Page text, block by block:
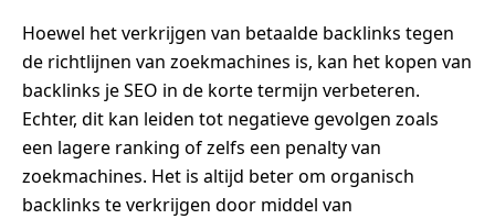
Hoewel het verkrijgen van betaalde backlinks tegen
de richtlijnen van zoekmachines is, kan het kopen van
backlinks je SEO in de korte termijn verbeteren.
Echter, dit kan leiden tot negatieve gevolgen zoals
een lagere ranking of zelfs een penalty van
zoekmachines. Het is altijd beter om organisch
backlinks te verkrijgen door middel van